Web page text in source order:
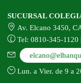
SUCURSAL
Av. Elcano 3450,
Tel: 0810-345-1120
Lun. a Vier. de 9 a